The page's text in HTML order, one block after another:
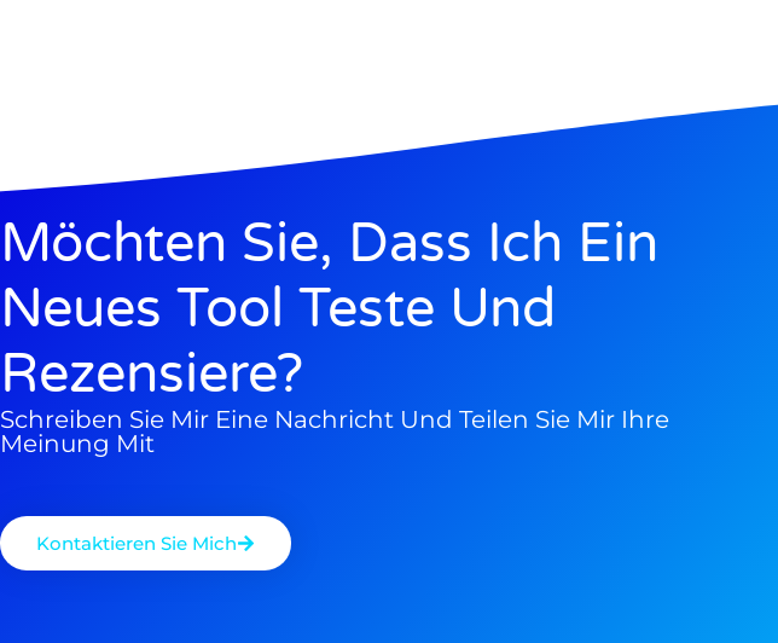
Möchten Sie, Dass Ich Ein
Neues Tool Teste Und
Rezensiere?
Schreiben Sie Mir Eine Nachricht Und Teilen Sie Mir Ihre
Meinung Mit
Kontaktieren Sie Mich